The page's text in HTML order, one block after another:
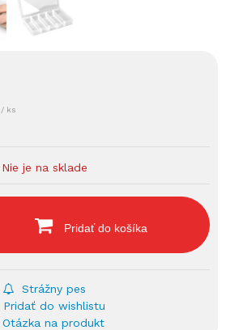
/ ks
Nie je na sklade
Pridať do košíka
Strážny pes
Pridať do wishlistu
Otázka na produkt